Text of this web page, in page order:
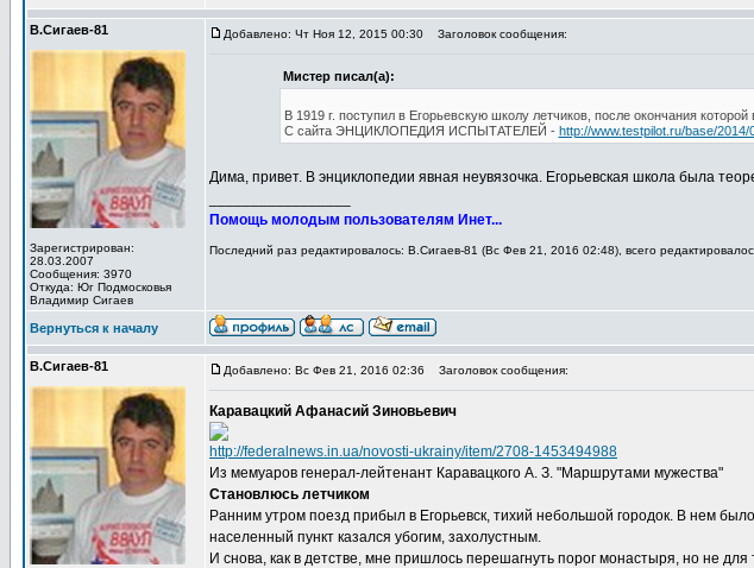
В.Сигаев-81
Зарегистрирован:
28.03.2007
Сообщения: 3970
Откуда: Юг Подмосковья
Владимир Сигаев
Добавлено: Чт Ноя 12, 2015 00:30 Заголовок сообщения:
Мистер писал(а):
В 1919 г. поступил в Егорьевскую школу летчиков, после окончания
С сайта ЭНЦИКЛОПЕДИЯ ИСПЫТАТЕЛЕЙ - http://www.testpilot.ru/base/2014/
Дима, привет. В энциклопедии явная неувязочка. Егорьевская школа была
Помощь молодым пользователям Инет...
Последний раз редактировалось: В.Сигаев-81 (Вс Фев 21, 2016 02:48), всего
Вернуться к началу
В.Сигаев-81 Добавлено: Вс Фев 21, 2016 02:36 Заголовок сообщения:
Каравацкий Афанасий Зиновьевич
http://federalnews.in.ua/novosti-ukrainy/item/2708-1453494988
Из мемуаров генерал-лейтенант Каравацкого А. З. "Маршрутами мужества"
Становлюсь летчиком
Ранним утром поезд прибыл в Егорьевск, тихий небольшой городок. В нем
населенный пункт казался убогим, захолустным.
И снова, как в детстве, мне пришлось перешагнуть порог монастыря, но не